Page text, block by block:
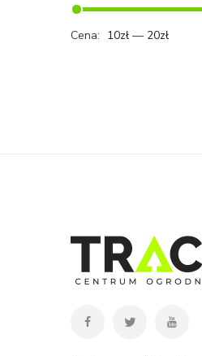
Cena: 10zł — 20zł